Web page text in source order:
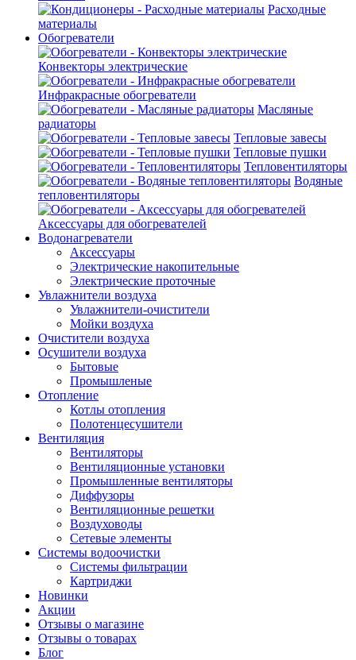
Расходные
материалы
Обогреватели
Конвекторы электрические
Инфракрасные обогреватели
Масляные
радиаторы
Тепловые завесы
Тепловые пушки
Тепловентиляторы
Водяные
тепловентиляторы
Аксессуары для обогревателей
Водонагреватели
Аксессуары
Электрические накопительные
Электрические проточные
Увлажнители воздуха
Увлажнители-очистители
Мойки воздуха
Очистители воздуха
Осушители воздуха
Бытовые
Промышленые
Отопление
Котлы отопления
Полотенцесушители
Вентиляция
Вентиляторы
Вентиляционные установки
Промышленные вентиляторы
Диффузоры
Вентиляционные решетки
Воздуховоды
Сетевые элементы
Системы водоочистки
Системы фильтрации
Картриджи
Новинки
Акции
Отзывы о магазине
Отзывы о товарах
Блог